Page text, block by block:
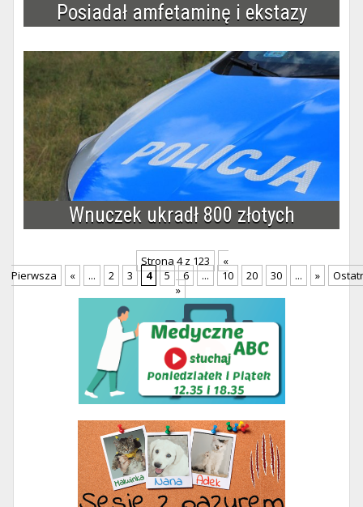
Posiadał amfetaminę i ekstazy
Wnuczek ukradł 800 złotych
Strona 4 z 123
«
Pierwsza
« ... 2 3 4 5 6 ... 10 20 30 ... »
»